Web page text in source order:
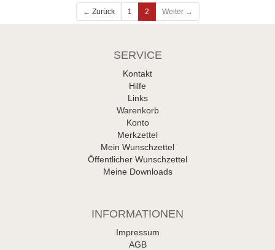
← Zurück 1 2 Weiter →
SERVICE
Kontakt
Hilfe
Links
Warenkorb
Konto
Merkzettel
Mein Wunschzettel
Öffentlicher Wunschzettel
Meine Downloads
INFORMATIONEN
Impressum
AGB